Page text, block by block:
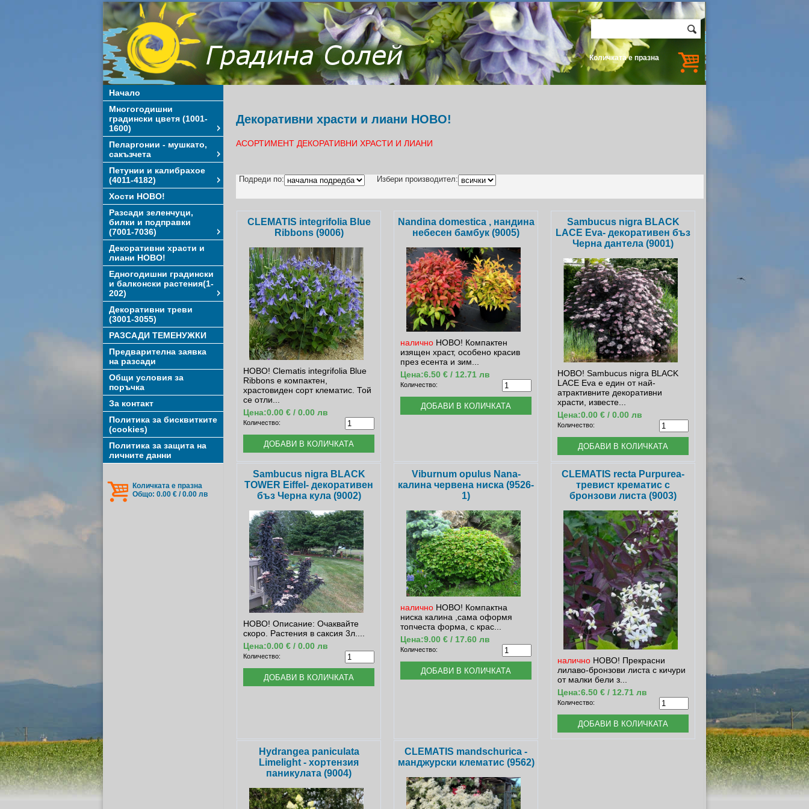
Количката е празна
Начало
Многогодишни
градински цветя (1001-
1600)
Пеларгонии - мушкато,
сакъзчета
Петунии и калибрахое
(4011-4182)
Хости НОВО!
Разсади зеленчуци,
билки и подправки
(7001-7036)
Декоративни храсти и
лиани НОВО!
Едногодишни градински
и балконски растения(1-
202)
Декоративни треви
(3001-3055)
РАЗСАДИ ТЕМЕНУЖКИ
Предварителна заявка
на разсади
Общи условия за
поръчка
За контакт
Политика за бисквитките
(cookies)
Политика за защита на
личните данни
Количката е празна
Общо: 0.00 € / 0.00 лв
Декоративни храсти и лиани НОВО!
АСОРТИМЕНТ ДЕКОРАТИВНИ ХРАСТИ И ЛИАНИ
Подреди по: Избери производител:
CLEMATIS integrifolia Blue
Ribbons (9006)
НОВО! Clematis integrifolia Blue
Ribbons е компактен,
храстовиден сорт клематис. Той
се отли...
Цена:0.00 € / 0.00 лв
Количество:
Nandina domestica , нандина
небесен бамбук (9005)
налично НОВО! Компактен
изящен храст, особено красив
през есента и зим...
Цена:6.50 € / 12.71 лв
Количество:
Sambucus nigra BLACK
LACE Eva- декоративен бъз
Черна дантела (9001)
НОВО! Sambucus nigra BLACK
LACE Eva е един от най-
атрактивните декоративни
храсти, известе...
Цена:0.00 € / 0.00 лв
Количество:
Sambucus nigra BLACK
TOWER Eiffel- декоративен
бъз Черна кула (9002)
НОВО! Описание: Очаквайте
скоро. Растения в саксия 3л....
Цена:0.00 € / 0.00 лв
Количество:
Viburnum opulus Nana-
калина червена ниска (9526-
1)
налично НОВО! Компактна
ниска калина ,сама оформя
топчеста форма, с крас...
Цена:9.00 € / 17.60 лв
Количество:
CLEMATIS recta Purpurea-
тревист крематис с
бронзови листа (9003)
налично НОВО! Прекрасни
лилаво-бронзови листа с кичури
от малки бели з...
Цена:6.50 € / 12.71 лв
Количество:
Hydrangea paniculata
Limelight - хортензия
паникулата (9004)
CLEMATIS mandschurica -
манджурски клематис (9562)